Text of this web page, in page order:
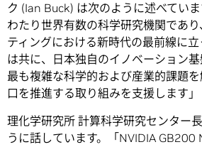
ク (Ian Buck) は次のように述べてい
わたり世界有数の科学研究機関であ
ティングにおける新時代の最前線に
は共に、日本独自のイノベーション
最も複雑な科学的および産業的課題
口を推進する取り組みを支援します」
理化学研究所 計算科学研究センター
うに話しています。「NVIDIA GB200